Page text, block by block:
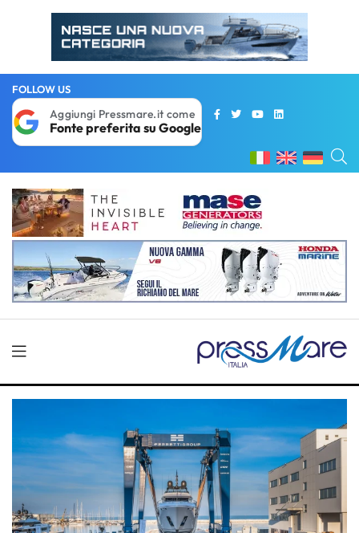
FOLLOW US
Aggiungi Pressmare.it come
Fonte preferita su Google